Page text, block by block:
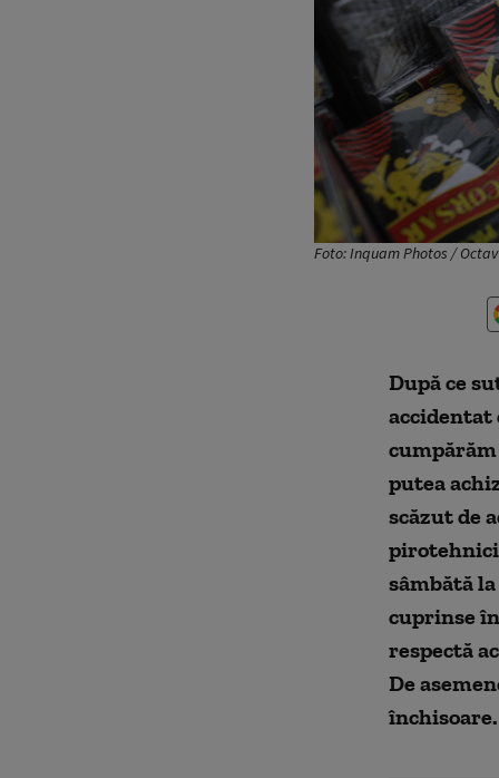
Foto: Inquam Photos /
După ce
accidentat
putea
scăzut de
sâmbătă
cuprinse
respectă
De
închisoare.